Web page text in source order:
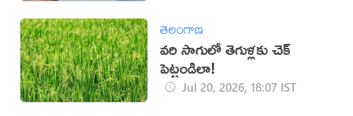
తెలంగాణ
వరి సాగులో తెగుళ్లకు చెక్
పెట్టండిలా!
Jul 20, 2026, 18:07 IST